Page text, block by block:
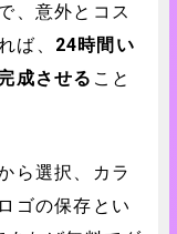
、意外とコス
ば、 24時間い
成させる こと
ら選択、カラ
ゴの保存とい